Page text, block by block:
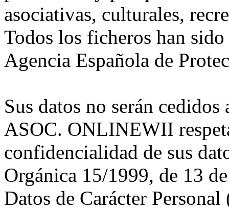
asociativas, culturales,
Todos los ficheros han
Agencia Española de
Sus datos no serán
ASOC. ONLINEWII
confidencialidad de sus
Orgánica 15/1999, de 13
Datos de Carácter